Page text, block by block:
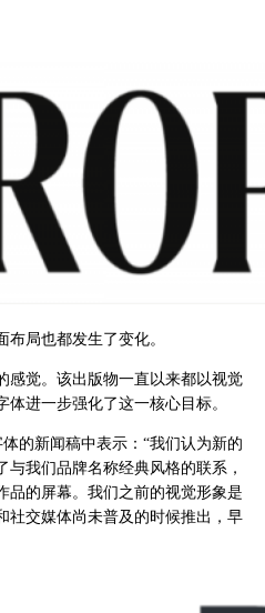
局也都发生了变化。
感觉。该出版物一直以来都以视觉
进一步强化了这一核心目标。
的新闻稿中表示：“我们认为新的
我们品牌名称经典风格的联系，
品的屏幕。我们之前的视觉形象是
社交媒体尚未普及的时候推出，早